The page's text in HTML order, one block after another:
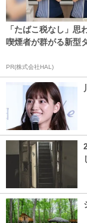
「たばこ税なし」思
喫煙者が群がる新型
PR(株式会社HAL)